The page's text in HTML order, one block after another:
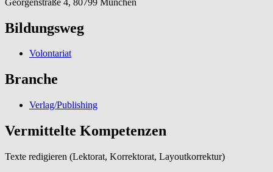
Bildungsweg
Volontariat
Branche
Verlag/Publishing
Vermittelte Kompetenzen
Texte redigieren (Lektorat, Korrektorat, Layoutkorrektur)